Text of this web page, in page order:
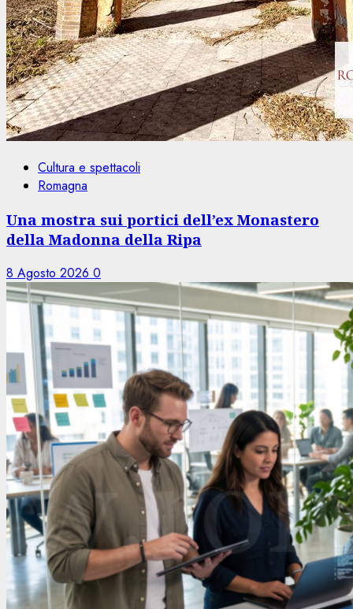
Cultura e spettacoli
Romagna
Una mostra sui portici dell’ex Monastero
della Madonna della Ripa
8 Agosto 2026 0